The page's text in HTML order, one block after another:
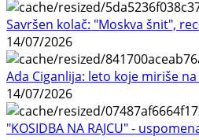
Savršen kolač: "Moskva šnit",
14/07/2026
Ada Ciganlija: leto koje miriše
14/07/2026
"KOSIDBA NA RAJCU" -